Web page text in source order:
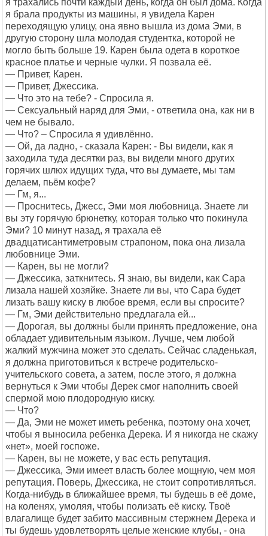
я трахались почти каждый день, когда он был дома. Когда
я брала продукты из машины, я увидела Карен
переходящую улицу, она явно вышла из дома Эми, в
другую сторону шла молодая студентка, которой не
могло быть больше 19. Карен была одета в короткое
красное платье и черные чулки. Я позвала её.
— Привет, Карен.
— Привет, Джессика.
— Что это на тебе? - Спросила я.
— Сексуальный наряд для Эми, - ответила она, как ни в
чем не бывало.
— Что? – Спросила я удивлённо.
— Ой, да ладно, - сказала Карен: - Вы видели, как я
заходила туда десятки раз, вы видели много других
горячих шлюх идущих туда, что вы думаете, мы там
делаем, пьём кофе?
— Гм, я...
— Проснитесь, Джесс, Эми моя любовница. Знаете ли
вы эту горячую брюнетку, которая только что покинула
Эми? 10 минут назад, я трахала её
двадцатисантиметровым страпоном, пока она лизала
любовнице Эми.
— Карен, вы не могли?
— Джессика, заткнитесь. Я знаю, вы видели, как Сара
лизала нашей хозяйке. Знаете ли вы, что Сара будет
лизать вашу киску в любое время, если вы спросите?
— Гм, Эми действительно предлагала ей...
— Дорогая, вы должны были принять предложение, она
обладает удивительным языком. Лучше, чем любой
жалкий мужчина может это сделать. Сейчас сладенькая,
я должна приготовиться к встрече родительско-
учительского совета, а затем, после этого, я должна
вернуться к Эми чтобы Дерек смог наполнить своей
спермой мою плодородную киску.
— Что?
— Да, Эми не может иметь ребенка, поэтому она хочет,
чтобы я выносила ребенка Дерека. И я никогда не скажу
«нет», моей госпоже.
— Карен, вы не можете, у вас есть репутация.
— Джессика, Эми имеет власть более мощную, чем моя
репутация. Поверь, Джессика, не стоит сопротивляться.
Когда-нибудь в ближайшее время, ты будешь в её доме,
на коленях, умоляя, чтобы полизать её киску. Твоё
влагалище будет забито массивным стержнем Дерека и
ты будешь удовлетворять целые женские клубы, - она